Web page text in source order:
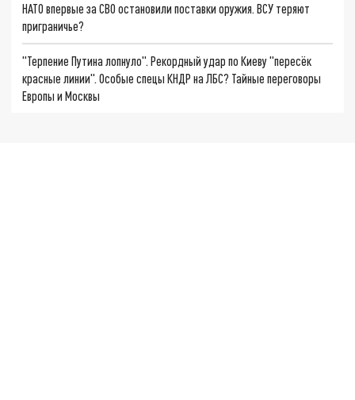
НАТО впервые за СВО остановили поставки оружия. ВСУ теряют
приграничье?
"Терпение Путина лопнуло". Рекордный удар по Киеву "пересёк
красные линии". Особые спецы КНДР на ЛБС? Тайные переговоры
Европы и Москвы